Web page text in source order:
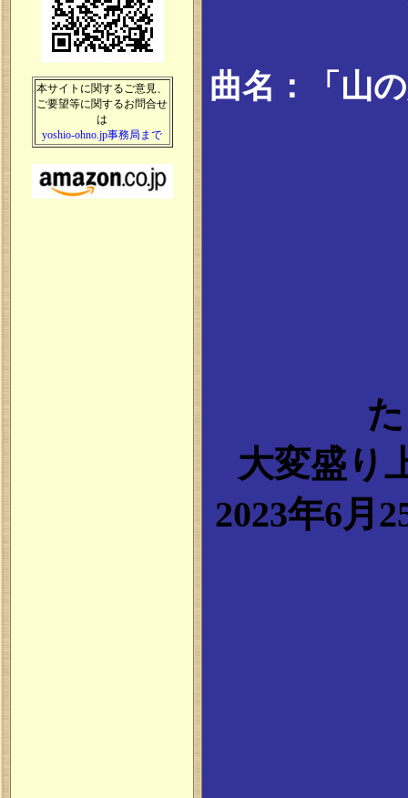
本サイトに関するご意見、
ご要望等に関するお問合せ
は
yoshio-ohno.jp事務局まで
曲名：「山
大変盛り
2023年6